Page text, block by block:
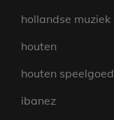
hollandse muziek
houten
houten speelgoed
ibanez